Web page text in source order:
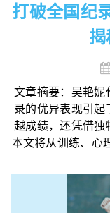
打破全国纪
文章摘要：吴艳
录的优异表现引
越成绩，还凭借独
本文将从训练、心